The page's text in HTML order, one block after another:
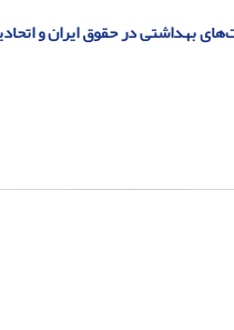
در حقوق ایران و